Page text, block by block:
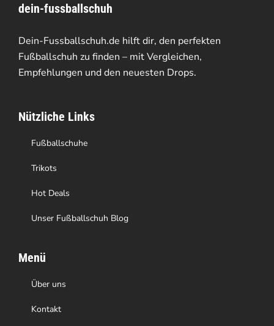
gewählt
werden
auf.
Die
Optionen
können
der
Produktseite
gewählt
werden
dein-fussballschuh
Dein-Fussballschuh.de hilft dir, den perfekten
Fußballschuh zu finden – mit Vergleichen,
Empfehlungen und den neuesten Drops.
Nützliche Links
Fußballschuhe
Trikots
Hot Deals
Unser Fußballschuh Blog
Menü
Über uns
Kontakt